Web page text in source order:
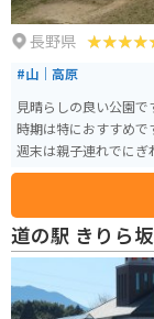
長野県
#山｜高原
見晴らしの良い公園
時期は特におすすめで
週末は親子連れでにぎ
ットです。
道の駅 きりら